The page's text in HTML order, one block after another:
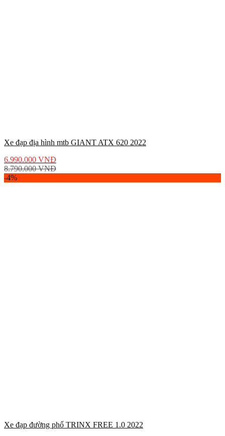
Xe đạp địa hình mtb GIANT ATX 620 2022
6.990.000 VNĐ
8.790.000VNĐ
-4%
Xe đạp đường phố TRINX FREE 1.0 2022